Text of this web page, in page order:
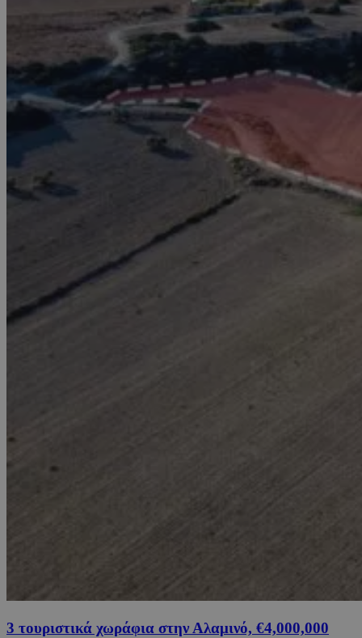
3 τουριστικά χωράφια στην Αλαμινό, €4,000,000